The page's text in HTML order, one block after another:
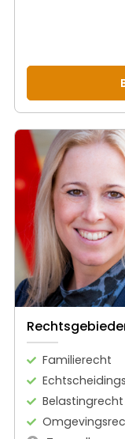
Familierecht
Belastingrecht